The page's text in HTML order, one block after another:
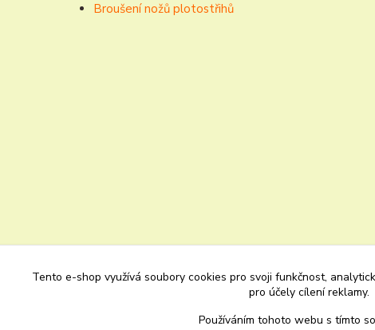
Broušení nožů plotostřihů
Tento e-shop využívá soubory cookies pro svoji funkčnost,
pro účely cílení reklamy.
Používáním tohoto webu s tímto